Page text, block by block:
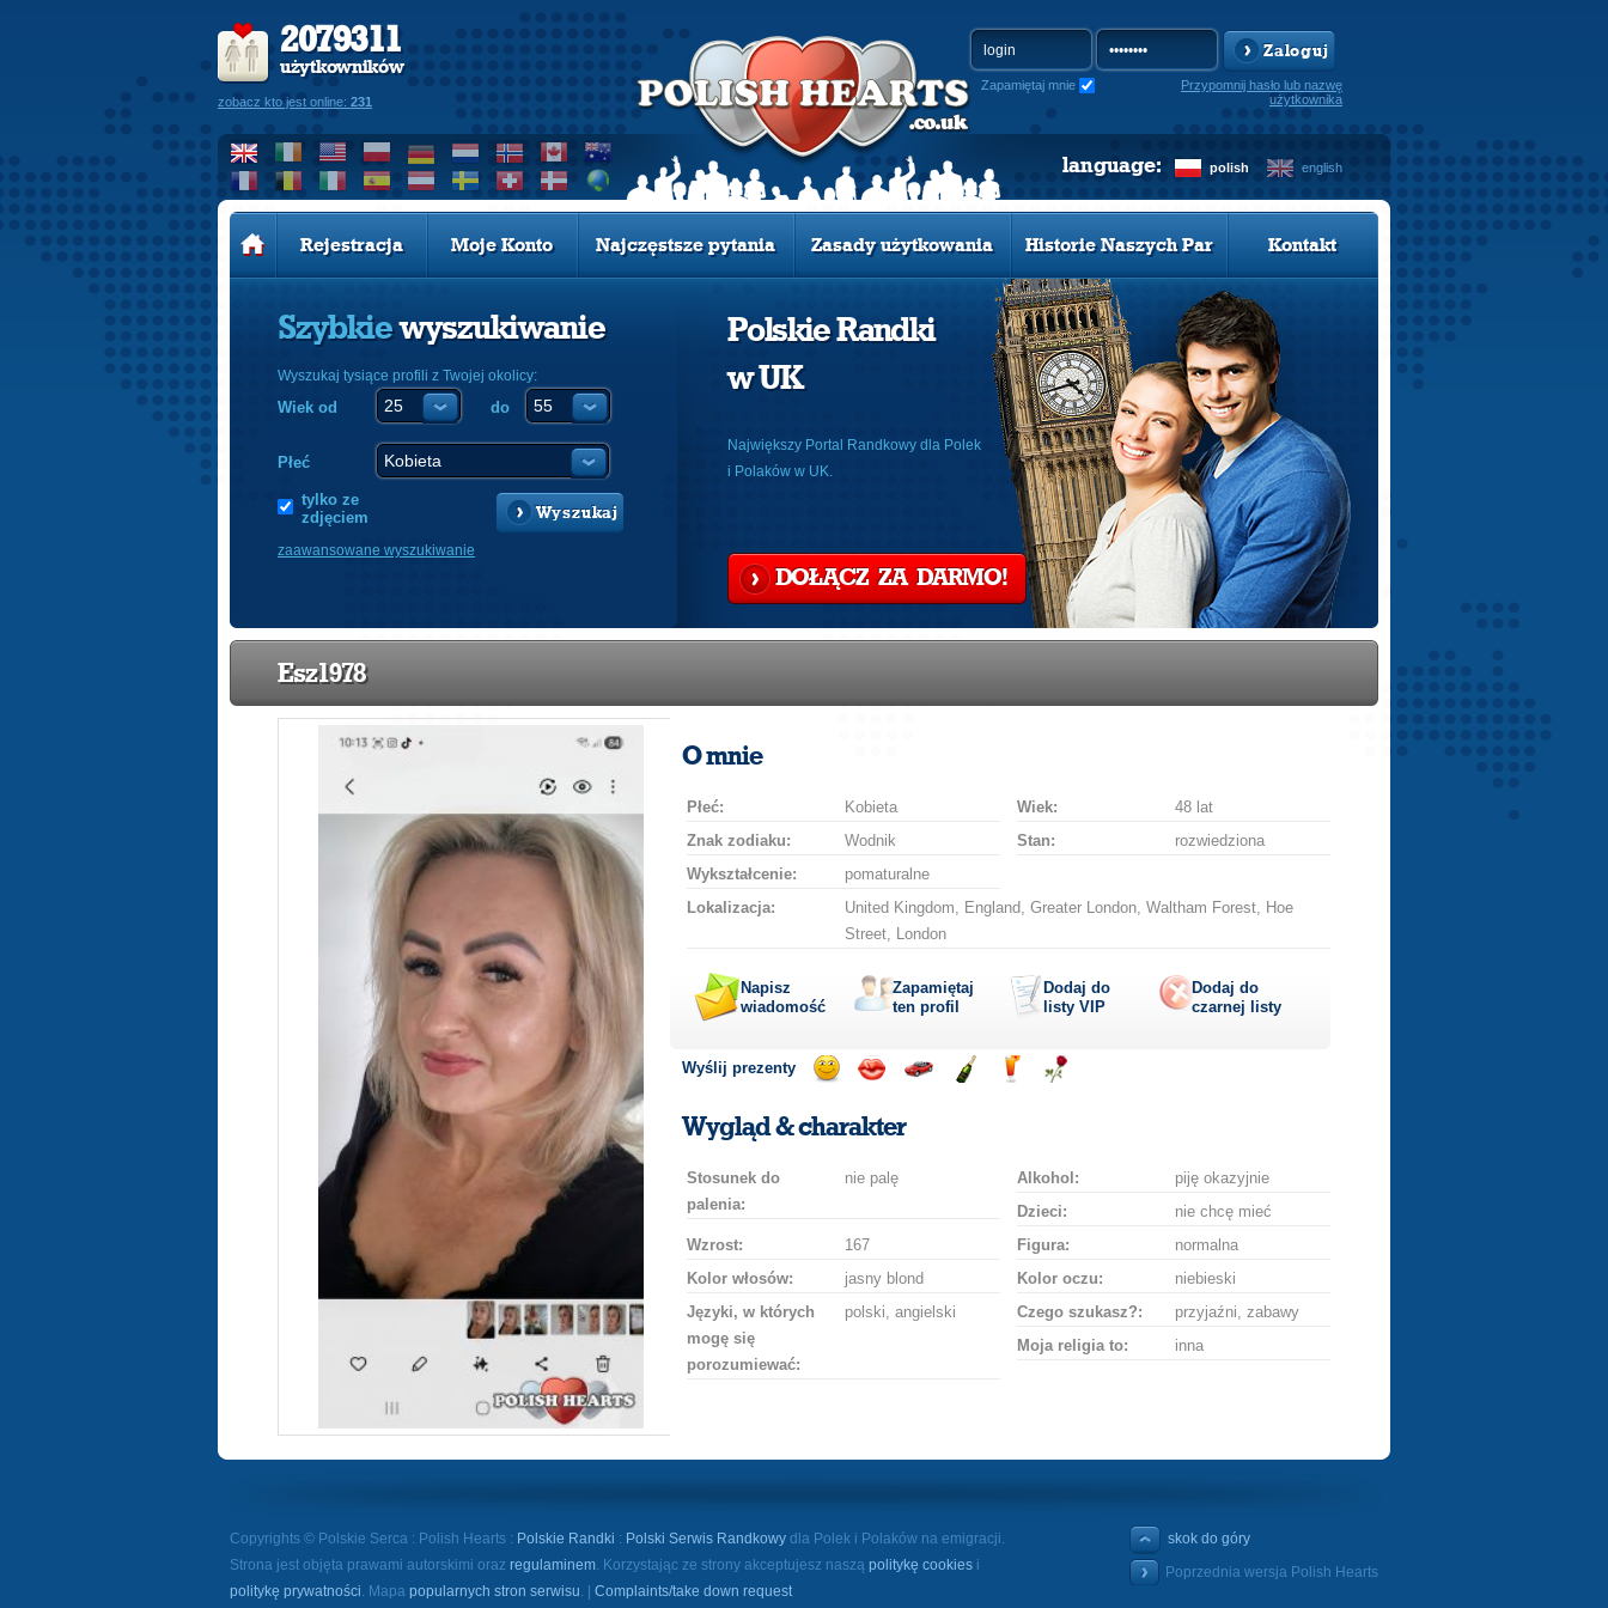
2079311
użytkowników
zobacz kto jest online: 231
Zaloguj
Zapamiętaj mnie
Przypomnij hasło lub nazwę
użytkownika
polish english
language:
Rejestracja Moje Konto Najczęstsze pytania Zasady użytkowania Historie Naszych Par Kontakt
Szybkiewyszukiwanie
Wyszukaj tysiące profili z Twojej okolicy:
Wiek od do
Płeć
tylko ze
zdjęciem
Wyszukaj
zaawansowane wyszukiwanie
Polskie Randki
w UK
Największy Portal Randkowy dla Polek
i Polaków w UK.
DOŁĄCZ ZA DARMO!
Esz1978
O mnie
Płeć: Kobieta Wiek:
48 lat
Znak zodiaku:
Wodnik Stan:
rozwiedziona
Wykształcenie:
pomaturalne
Lokalizacja:
United Kingdom, England, Greater London, Waltham Forest, Hoe
Street, London
Napisz
wiadomość
Zapamiętaj
ten profil
Dodaj do
listy VIP
Dodaj do
czarnej listy
Wyślij prezenty
uśmiechbuziaka
Wygląd & charakter
Stosunek do
palenia:
nie palę Alkohol:
piję okazyjnie
Dzieci:
nie chcę mieć
Wzrost:
167 Figura:
normalna
Kolor włosów:
jasny blond Kolor oczu:
niebieski
Języki, w których
mogę się
porozumiewać:
polski, angielski Czego szukasz?:
przyjaźni, zabawy
Moja religia to:
inna
Copyrights © Polskie Serca : Polish Hearts : Polskie Randki : Polski Serwis Randkowy dla Polek i Polaków na emigracji.
Strona jest objęta prawami autorskimi oraz regulaminem. Korzystając ze strony akceptujesz naszą politykę cookies i
politykę prywatności. Mapa popularnych stron serwisu. | Complaints/take down request
skok do góry
Poprzednia wersja Polish Hearts